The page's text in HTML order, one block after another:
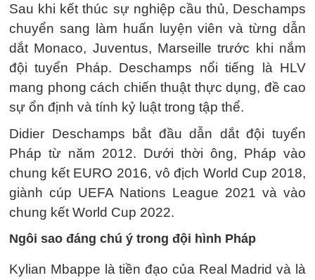
Sau khi kết thúc sự nghiệp cầu thủ, Deschamps
chuyển sang làm huấn luyện viên và từng dẫn
dắt Monaco, Juventus, Marseille trước khi nắm
đội tuyển Pháp. Deschamps nổi tiếng là HLV
mang phong cách chiến thuật thực dụng, đề cao
sự ổn định và tính kỷ luật trong tập thể.
Didier Deschamps bắt đầu dẫn dắt đội tuyển
Pháp từ năm 2012. Dưới thời ông, Pháp vào
chung kết EURO 2016, vô địch World Cup 2018,
giành cúp UEFA Nations League 2021 và vào
chung kết World Cup 2022.
Ngôi sao đáng chú ý trong đội hình Pháp
Kylian Mbappe là tiền đạo của Real Madrid và là